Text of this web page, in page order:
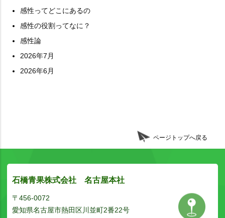
感性ってどこにあるの
感性の役割ってなに？
感性論
2026年7月
2026年6月
ページトップへ戻る
石橋青果株式会社 名古屋本社
〒456-0072
愛知県名古屋市熱田区川並町2番22号